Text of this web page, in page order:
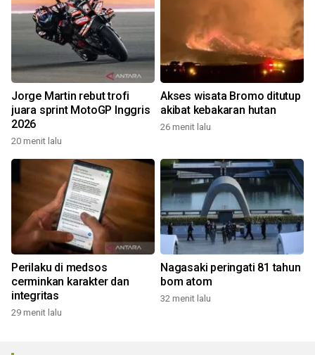
Jorge Martin rebut trofi
juara sprint MotoGP Inggris
2026
20 menit lalu
Akses wisata Bromo ditutup
akibat kebakaran hutan
26 menit lalu
Perilaku di medsos
cerminkan karakter dan
integritas
29 menit lalu
Nagasaki peringati 81 tahun
bom atom
32 menit lalu